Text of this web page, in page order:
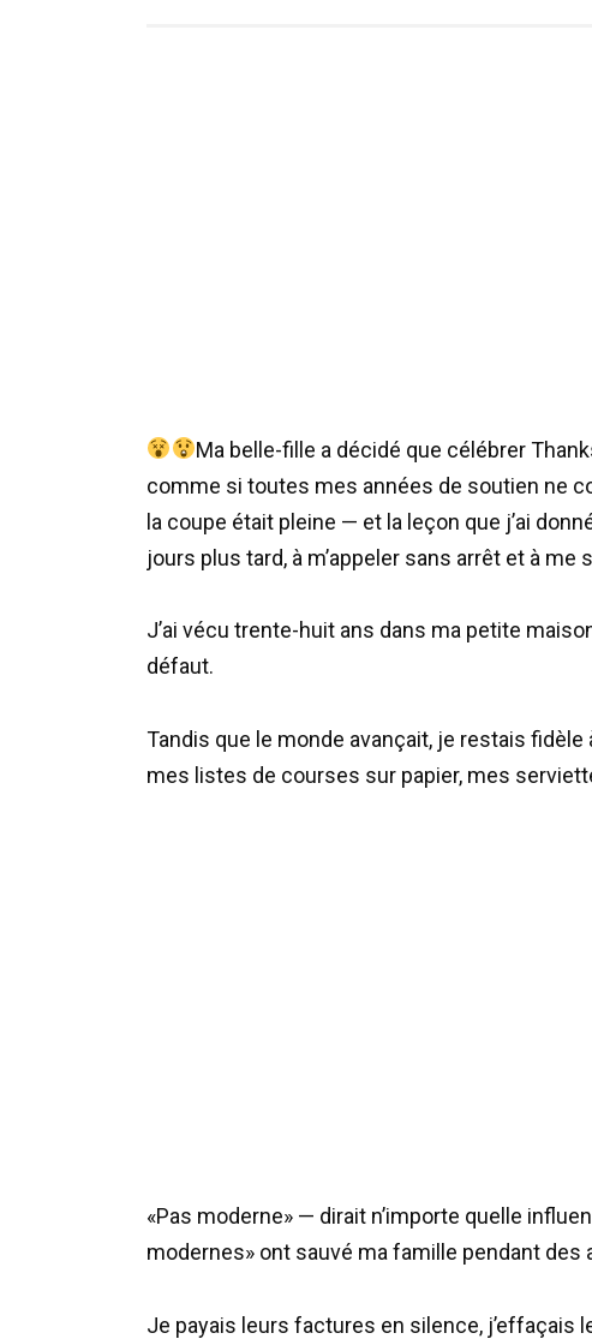
Ma belle-fille a décidé que célébrer
comme si toutes mes années de soutien ne
la coupe était pleine — et la leçon que j’ai
jours plus tard, à m’appeler sans arrêt et à me
J’ai vécu trente-huit ans dans ma petite
défaut.
Tandis que le monde avançait, je restais
mes listes de courses sur papier, mes
«Pas moderne» — dirait n’importe quelle
modernes» ont sauvé ma famille pendant des
Je payais leurs factures en silence,